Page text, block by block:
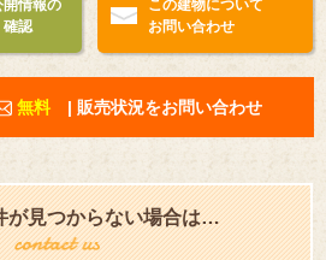
開情報の
確認
この建物について
お問い合わせ
無料 | 販売状況をお問い合わせ
が見つからない場合は…